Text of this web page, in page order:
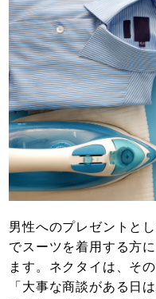
男性へのプレゼントと
でスーツを着用する方
ます。ネクタイは、そ
「大事な商談がある日